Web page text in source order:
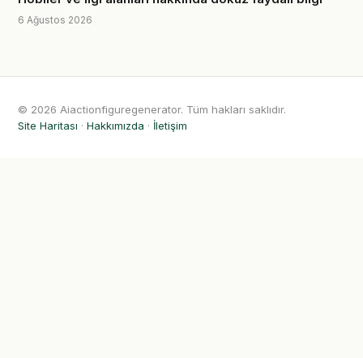
6 Ağustos 2026
© 2026 Aiactionfiguregenerator. Tüm hakları saklıdır.
Site Haritası · Hakkımızda · İletişim